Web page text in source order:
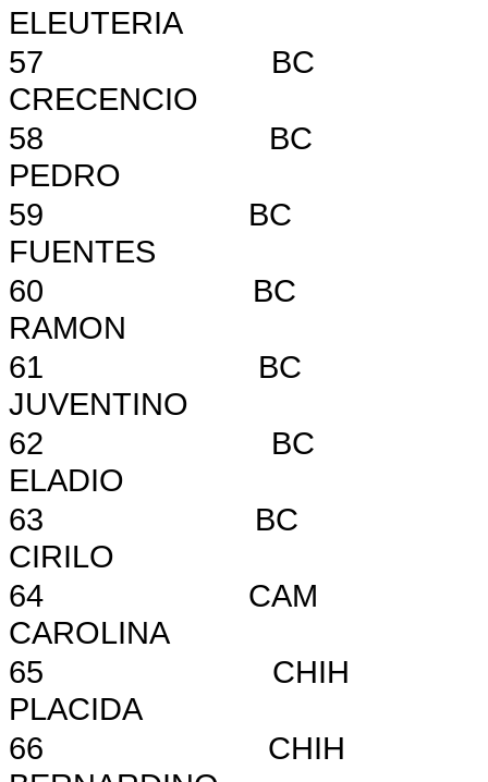
ELEUTERIA
57 BC
CRECENCIO
58 BC
PEDRO
59 BC
FUENTES
60 BC 758
RAMON
61 BC 815
62 BC 824
ELADIO
63 BC
CIRILO
64 CAM
CAROLINA
65 CHIH
PLACIDA
66 CHIH